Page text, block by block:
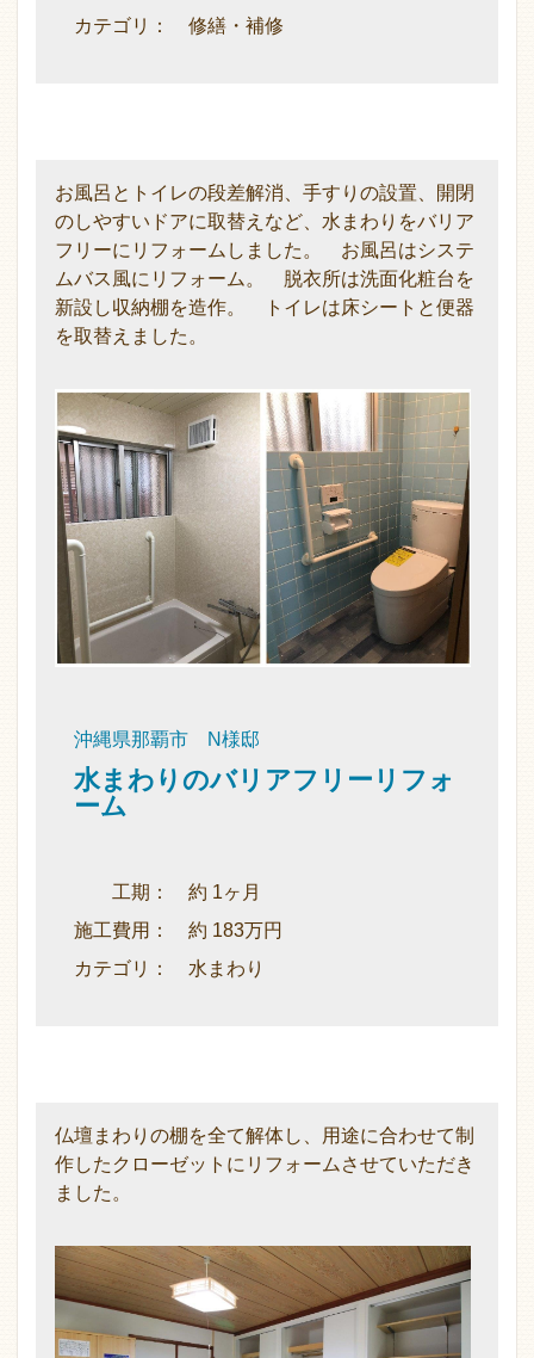
カテゴリ： 修繕・補修
お風呂とトイレの段差解消、手すりの設置、開閉
のしやすいドアに取替えなど、水まわりをバリア
フリーにリフォームしました。 お風呂はシステ
ムバス風にリフォーム。 脱衣所は洗面化粧台を
新設し収納棚を造作。 トイレは床シートと便器
を取替えました。
沖縄県那覇市 N様邸
水まわりのバリアフリーリフォ
ーム
工期： 約 1ヶ月
施工費用： 約 183万円
カテゴリ： 水まわり
仏壇まわりの棚を全て解体し、用途に合わせて制
作したクローゼットにリフォームさせていただき
ました。